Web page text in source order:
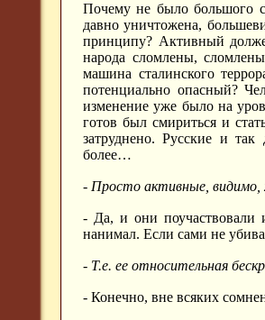
Почему не было большого
давно уничтожена,
принципу? Активный
народа сломлены,
машина сталинского
потенциально опасный?
изменение уже было на
готов был смириться и
затруднено. Русские и
более…
- Просто активные, видимо,
- Да, и они поучаствовали
нанимал. Если сами не
- Т.е. ее относительная
- Конечно, вне всяких